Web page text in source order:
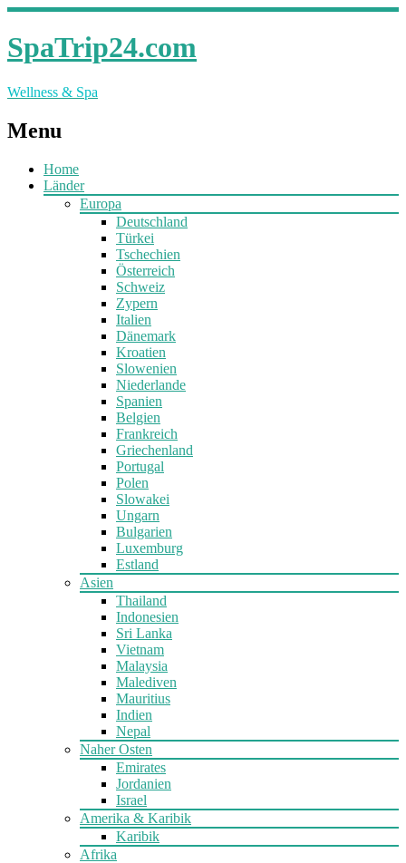
SpaTrip24.com
Wellness & Spa
Menu
Home
Länder
Europa
Deutschland
Türkei
Tschechien
Österreich
Schweiz
Zypern
Italien
Dänemark
Kroatien
Slowenien
Niederlande
Spanien
Belgien
Frankreich
Griechenland
Portugal
Polen
Slowakei
Ungarn
Bulgarien
Luxemburg
Estland
Asien
Thailand
Indonesien
Sri Lanka
Vietnam
Malaysia
Malediven
Mauritius
Indien
Nepal
Naher Osten
Emirates
Jordanien
Israel
Amerika & Karibik
Karibik
Afrika